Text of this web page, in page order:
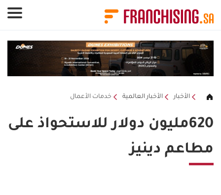
الأخبار الأخبار العالمية خدمات الأعمال
620مليون دولار للاستحواذ على
مطاعم دينيز
لوحة إدارة ملفات تعريف الارتباط